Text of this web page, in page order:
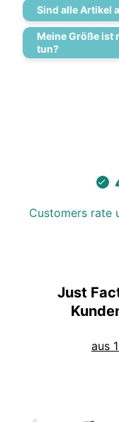
Sind alle Artikel
Meine Größe ist
tun?
Customers rate
Just
aus